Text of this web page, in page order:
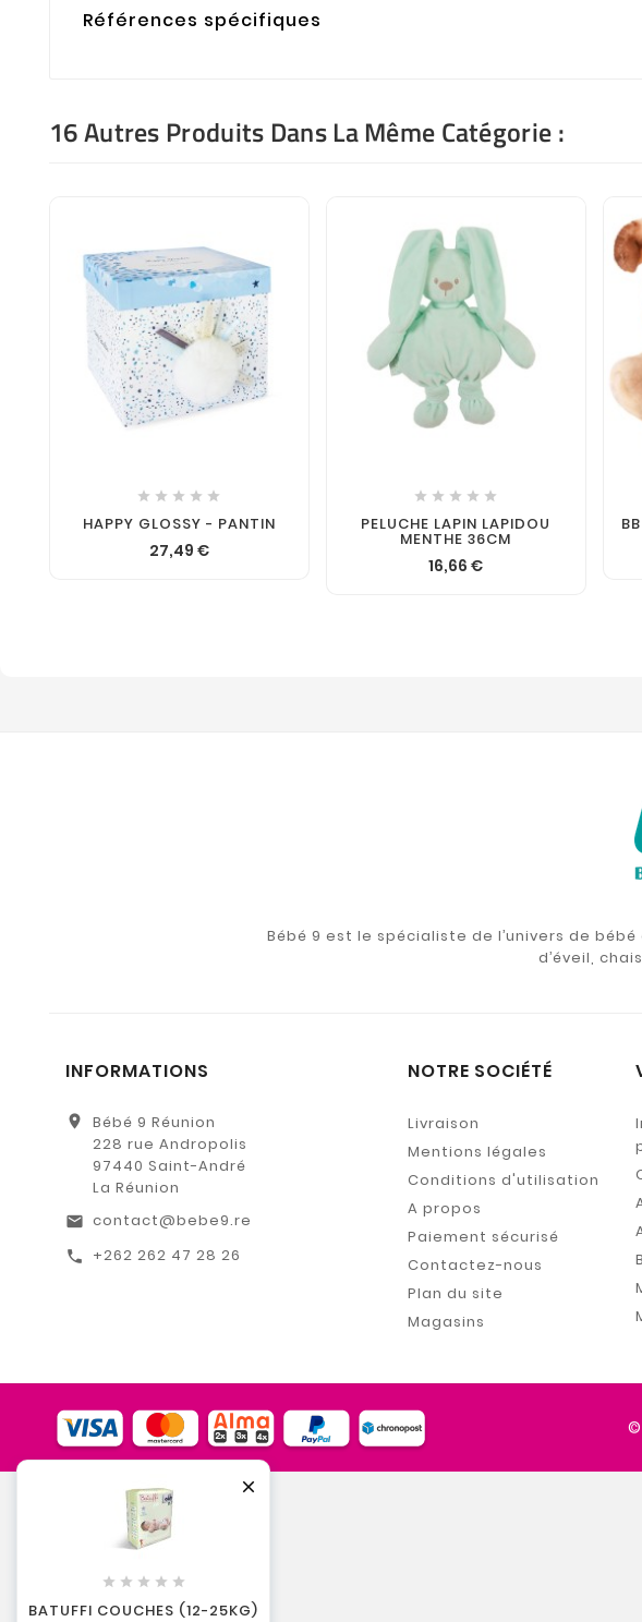

    
BATUFFI COUCHES (12-25KG)
Références spécifiques
16 Autres Produits Dans La Même Catégorie :
    
HAPPY GLOSSY - PANTIN
27,49 €
    
PELUCHE LAPIN LAPIDOU
MENTHE 36CM
16,66 €
Bébé 9 est le spécialiste de l’univers de
d’éveil,
INFORMATIONS
location_on
Bébé 9 Réunion
228 rue Andropolis
97440 Saint-André
La Réunion
email contact@bebe9.re
call +262 262 47 28 26
NOTRE SOCIÉTÉ
Livraison
Mentions légales
Conditions d'utilisation
A propos
Paiement sécurisé
Contactez-nous
Plan du site
Magasins